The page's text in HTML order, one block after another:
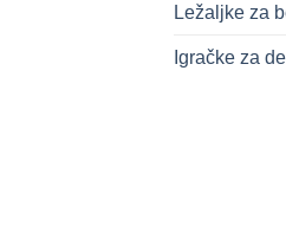
Ležaljke za
Igračke za